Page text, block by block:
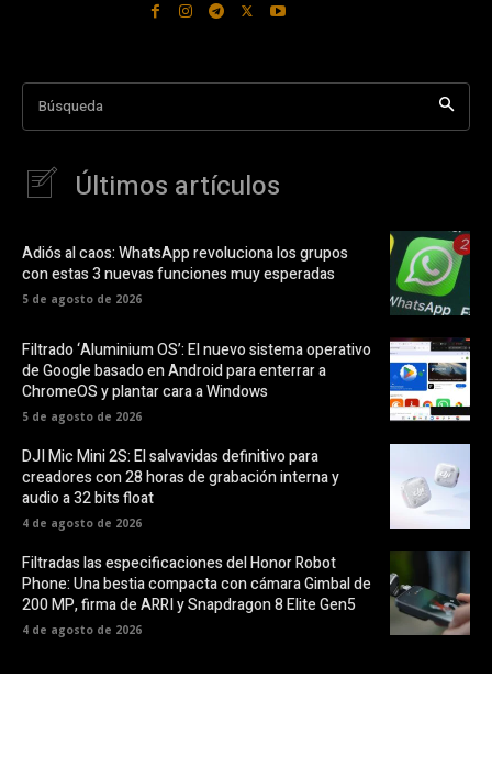
Búsqueda
Últimos artículos
Adiós al caos: WhatsApp revoluciona los grupos
con estas 3 nuevas funciones muy esperadas
5 de agosto de 2026
Filtrado ‘Aluminium OS’: El nuevo sistema operativo
de Google basado en Android para enterrar a
ChromeOS y plantar cara a Windows
5 de agosto de 2026
DJI Mic Mini 2S: El salvavidas definitivo para
creadores con 28 horas de grabación interna y
audio a 32 bits float
4 de agosto de 2026
Filtradas las especificaciones del Honor Robot
Phone: Una bestia compacta con cámara Gimbal de
200 MP, firma de ARRI y Snapdragon 8 Elite Gen5
4 de agosto de 2026